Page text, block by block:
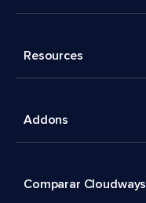
Resources
Addons
Comparar Cloudways